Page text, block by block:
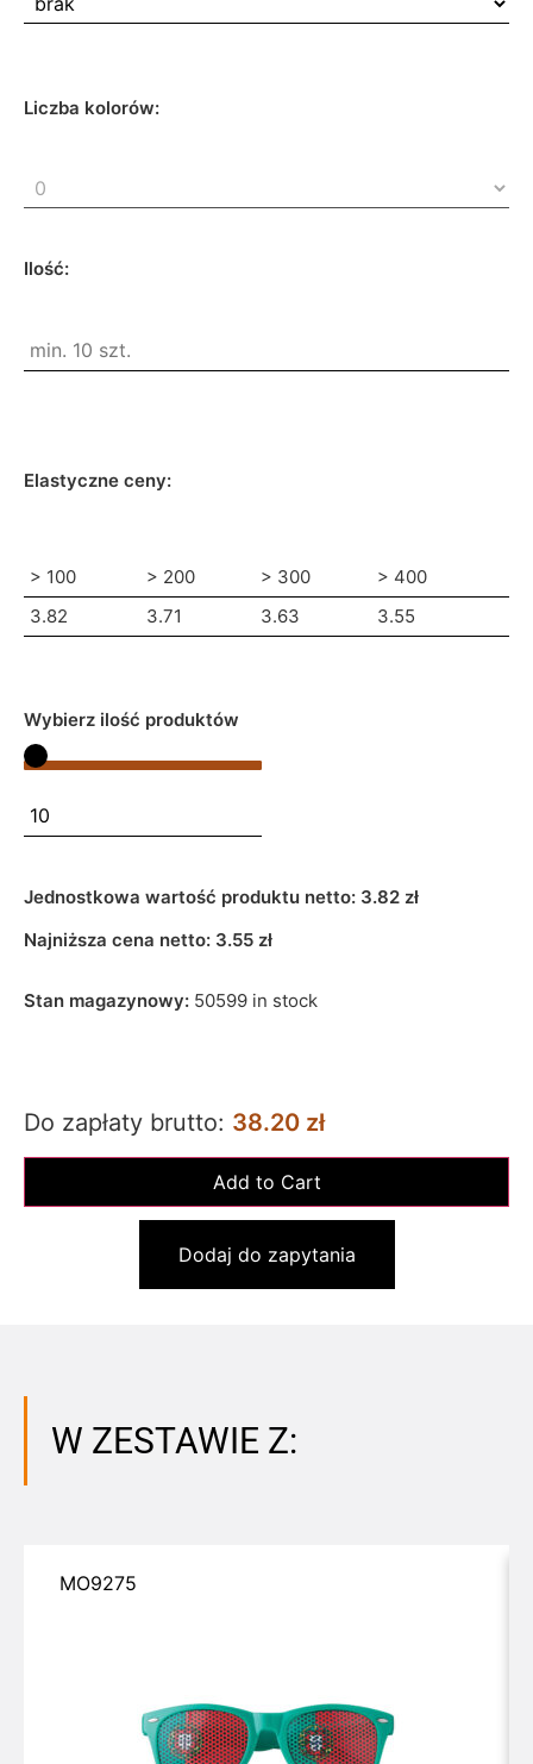
Liczba kolorów:
Ilość:
Elastyczne ceny:
> 100 > 200 > 300
> 400
3.82
3.71 3.63 3.55
Wybierz ilość produktów
Jednostkowa wartość produktu netto: 3.82 zł
Najniższa cena netto: 3.55 zł
Stan magazynowy: 50599 in stock
Do zapłaty brutto: 38.20 zł
Dodaj do zapytania
W ZESTAWIE Z:
MO9275